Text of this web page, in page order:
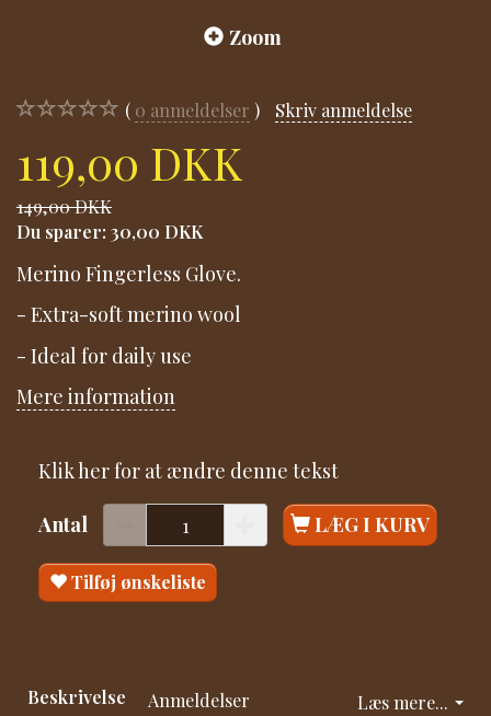
Zoom
0 anmeldelser Skriv anmeldelse
119,00 DKK
149,00 DKK
Du sparer: 30,00 DKK
Merino Fingerless Glove.
- Extra-soft merino wool
- Ideal for daily use
Mere information
Klik her for at ændre denne tekst
Antal LÆG I KURV
Tilføj ønskeliste
Læs mere...
Beskrivelse Anmeldelser